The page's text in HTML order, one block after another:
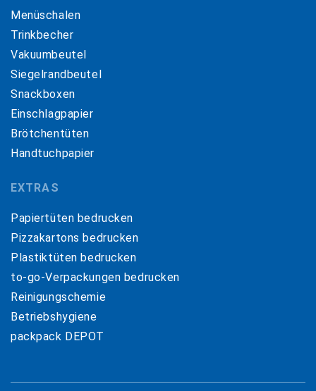
Menüschalen
Trinkbecher
Vakuumbeutel
Siegelrandbeutel
Snackboxen
Einschlagpapier
Brötchentüten
Handtuchpapier
EXTRAS
Papiertüten bedrucken
Pizzakartons bedrucken
Plastiktüten bedrucken
to-go-Verpackungen bedrucken
Reinigungschemie
Betriebshygiene
packpack DEPOT